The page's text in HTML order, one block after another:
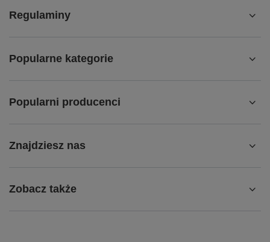
Regulaminy
Popularne kategorie
Popularni producenci
Znajdziesz nas
Zobacz także